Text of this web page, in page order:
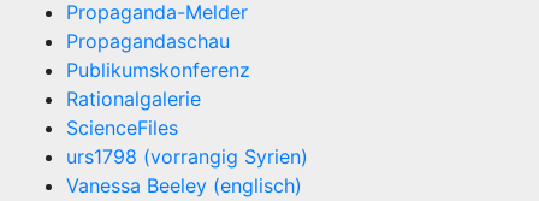
Propaganda-Melder
Propagandaschau
Publikumskonferenz
Rationalgalerie
ScienceFiles
urs1798 (vorrangig Syrien)
Vanessa Beeley (englisch)